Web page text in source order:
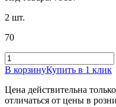
2 шт.
70
В корзинуКупить в 1 клик
Цена действительна
отличаться от цены в